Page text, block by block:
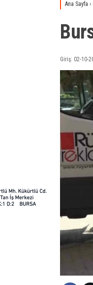
Ana Sayfa ›
Giriş: 02-10-